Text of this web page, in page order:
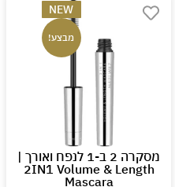
NEW
מבצע!
מסקרה 2 ב-1 לנפח ואורך |
2IN1 Volume & Length
Mascara